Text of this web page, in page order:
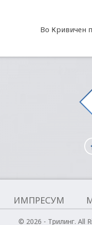
Во Кривичен
ИМПРЕСУМ
© 2026 - Трилинг. All